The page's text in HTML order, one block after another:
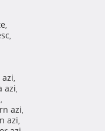
,
,
,
azi,
,
azi,
azi,